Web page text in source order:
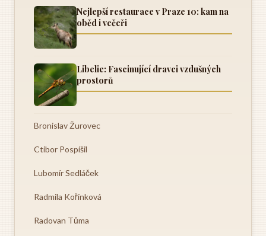
Nejlepší restaurace v Praze 10: kam na
oběd i večeři
Libelie: Fascinující dravci vzdušných
prostorů
Bronislav Žurovec
Ctibor Pospíšil
Lubomír Sedláček
Radmila Kořínková
Radovan Tůma